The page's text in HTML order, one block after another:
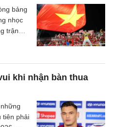
bảng
nhọc
trận
khi nhận bàn thua
tiên phải